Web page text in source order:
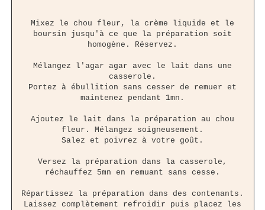
Mixez le chou fleur, la crème liquide et le
boursin jusqu'à ce que la préparation soit
homogène. Réservez.
Mélangez l'agar agar avec le lait dans une
casserole.
Portez à ébullition sans cesser de remuer et
maintenez pendant 1mn.
Ajoutez le lait dans la préparation au chou
fleur. Mélangez soigneusement.
Salez et poivrez à votre goût.
Versez la préparation dans la casserole,
réchauffez 5mn en remuant sans cesse.
Répartissez la préparation dans des contenants.
Laissez complètement refroidir puis placez les